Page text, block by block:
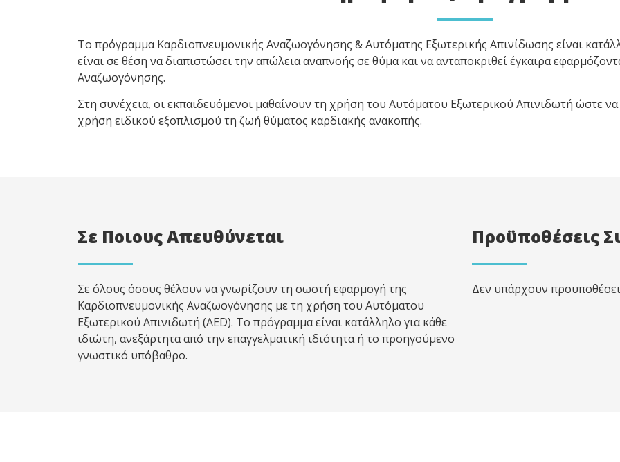
Το πρόγραμμα Καρδιοπνευμονικής Αναζωογόνησης & Αυτόματης Εξωτερικής Απινίδωσης είναι
είναι σε θέση να διαπιστώσει την απώλεια αναπνοής σε θύμα και να ανταποκριθεί έγκαιρα
Αναζωογόνησης.
Στη συνέχεια, οι εκπαιδευόμενοι μαθαίνουν τη χρήση του Αυτόματου Εξωτερικού Απινιδωτή ώστε
χρήση ειδικού εξοπλισμού τη ζωή θύματος καρδιακής ανακοπής.
Σε Ποιους Απευθύνεται
Σε όλους όσους θέλουν να γνωρίζουν τη σωστή εφαρμογή της
Kαρδιοπνευμονικής Aναζωογόνησης με τη χρήση του Αυτόματου
Εξωτερικού Απινιδωτή (AED). Το πρόγραμμα είναι κατάλληλο για κάθε
ιδιώτη, ανεξάρτητα από την επαγγελματική ιδιότητα ή το προηγούμενο
γνωστικό υπόβαθρο.
Προϋποθέσεις
Δεν υπάρχουν